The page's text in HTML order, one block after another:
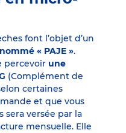
font l’objet d’un
« PAJE ».
percevoir une
(Complément de
certaines
et que vous
sera versée par la
mensuelle. Elle